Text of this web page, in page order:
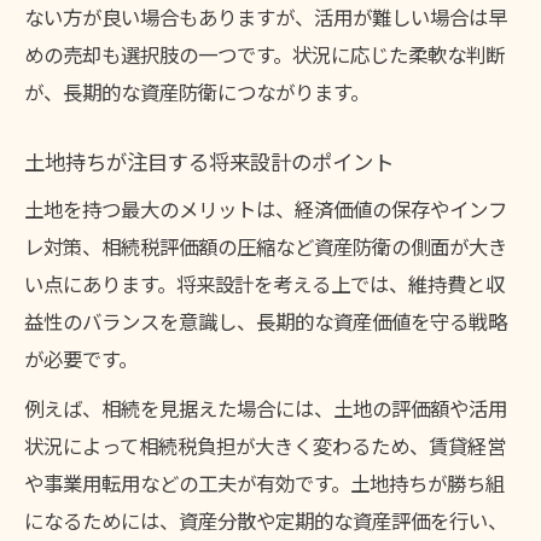
ない方が良い場合もありますが、活用が難しい場合は早
めの売却も選択肢の一つです。状況に応じた柔軟な判断
が、長期的な資産防衛につながります。
土地持ちが注目する将来設計のポイント
土地を持つ最大のメリットは、経済価値の保存やインフ
レ対策、相続税評価額の圧縮など資産防衛の側面が大き
い点にあります。将来設計を考える上では、維持費と収
益性のバランスを意識し、長期的な資産価値を守る戦略
が必要です。
例えば、相続を見据えた場合には、土地の評価額や活用
状況によって相続税負担が大きく変わるため、賃貸経営
や事業用転用などの工夫が有効です。土地持ちが勝ち組
になるためには、資産分散や定期的な資産評価を行い、